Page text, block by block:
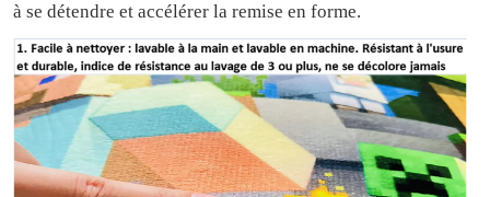
à se détendre et accélérer la remise en forme.